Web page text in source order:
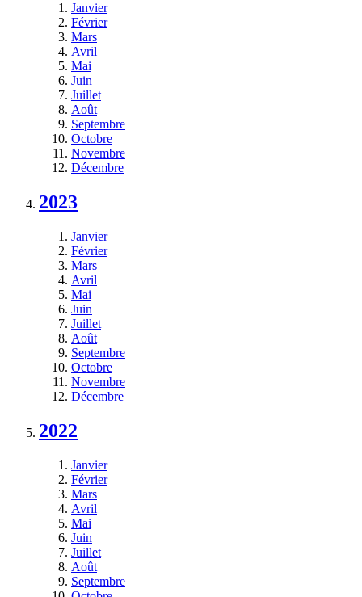
Janvier
Février
Mars
Avril
Mai
Juin
Juillet
Août
Septembre
Octobre
Novembre
Décembre
2023
Janvier
Février
Mars
Avril
Mai
Juin
Juillet
Août
Septembre
Octobre
Novembre
Décembre
2022
Janvier
Février
Mars
Avril
Mai
Juin
Juillet
Août
Septembre